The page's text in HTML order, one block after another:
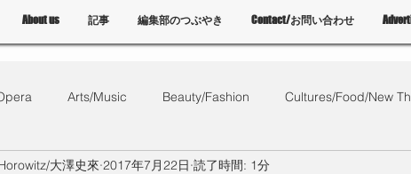
About us 記事 編集部のつぶやき Contact/お問い合わせ
Arts/Music Beauty/Fashion Cultures/Food/New
What's on? 教育 List of Events
大澤史來 2017年7月22日 読了時間: 1分